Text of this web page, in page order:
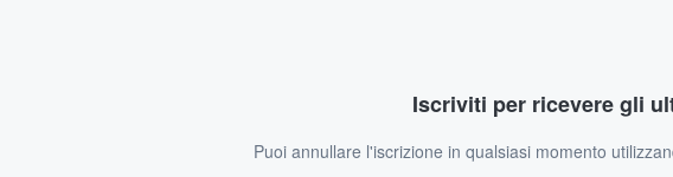
Iscriviti per ricevere gli
Puoi annullare l'iscrizione in qualsiasi momento